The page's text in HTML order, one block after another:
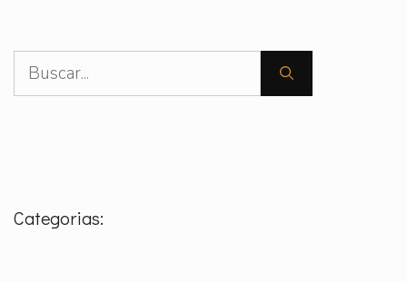
Pesquisar
Categorias: